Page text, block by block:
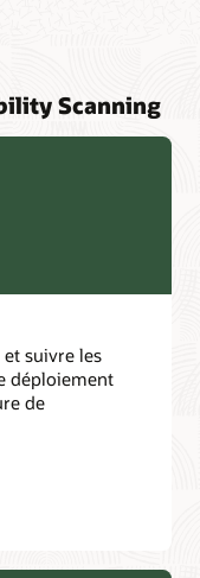
Scanning
suivre les
déploiement
de